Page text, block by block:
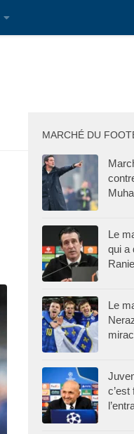
MARCHÉ DU
Le
qui a
Le
c’est